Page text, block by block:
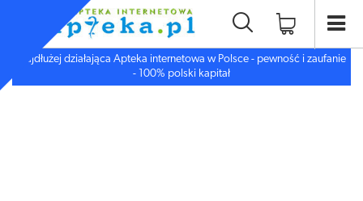
Najdłużej działająca Apteka internetowa w Polsce - pewność i zaufanie
- 100% polski kapitał